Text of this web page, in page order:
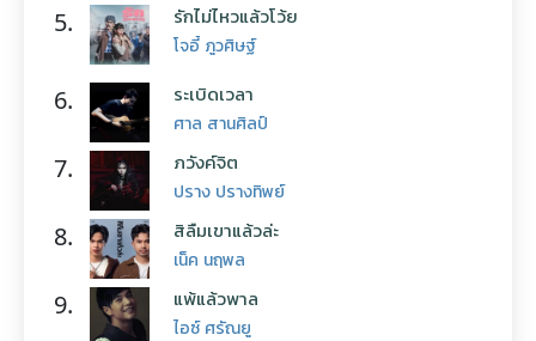
5. รักไม่ไหวแล้วโว้ย
โจอี้ ภูวศิษฐ์
6. ระเบิดเวลา
ศาล สานศิลป์
7. ภวังค์จิต
ปราง ปรางทิพย์
8. สิลืมเขาแล้วล่ะ
เน็ค นฤพล
9. แพ้แล้วพาล
ไอซ์ ศรัณยู